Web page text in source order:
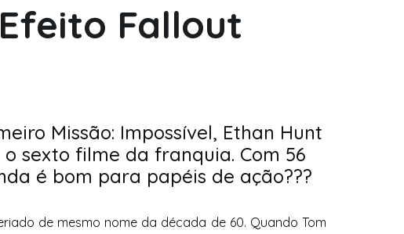
Fallout
Missão: Impossível, Ethan Hunt
sexto filme da franquia. Com 56
é bom para papéis de ação???
de mesmo nome da década de 60. Quando Tom